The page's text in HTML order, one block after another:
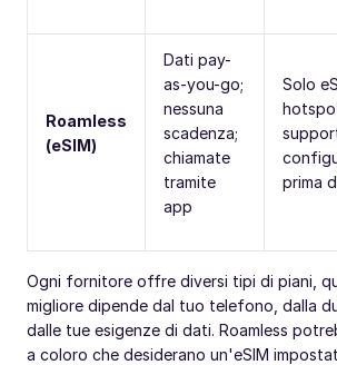
Roamless
(eSIM)
Dati pay-
as-you-go;
nessuna
scadenza;
chiamate
tramite
app
Solo
prima
Ogni fornitore offre diversi tipi di piani,
migliore dipende dal tuo telefono, dalla
dalle tue esigenze di dati. Roamless
a coloro che desiderano un'eSIM